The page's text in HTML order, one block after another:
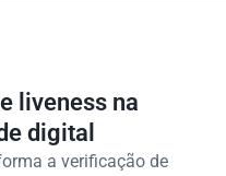
liveness na
digital
a verificação de